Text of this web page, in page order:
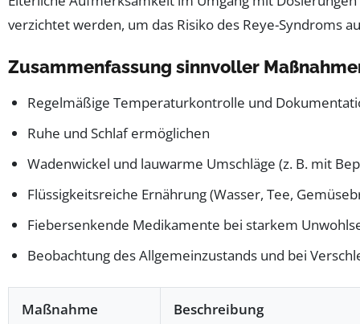
verzichtet werden, um das Risiko des Reye-Syndroms
Zusammenfassung sinnvoller
Regelmäßige Temperaturkontrolle und
Ruhe und Schlaf ermöglichen
Wadenwickel und lauwarme Umschläge (z. B. mit
Flüssigkeitsreiche Ernährung (Wasser, Tee,
Fiebersenkende Medikamente bei starkem
Beobachtung des Allgemeinzustands und bei
Maßnahme Beschreibung